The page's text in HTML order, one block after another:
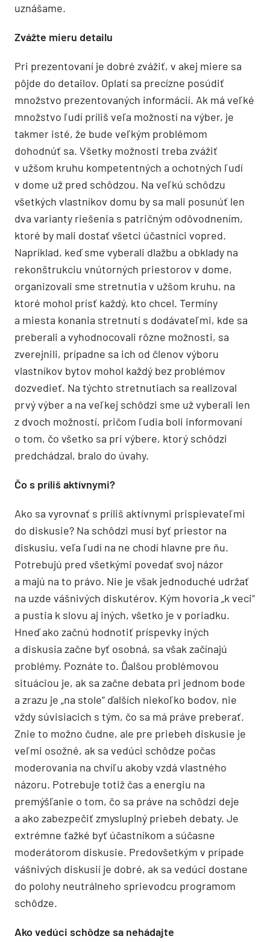
uznášame.
Zvážte mieru detailu
Pri prezentovaní je dobré zvážiť, v akej miere sa
pôjde do detailov. Oplatí sa precízne posúdiť
množstvo prezentovaných informácií. Ak má veľké
množstvo ľudí príliš veľa možností na výber, je
takmer isté, že bude veľkým problémom
dohodnúť sa. Všetky možnosti treba zvážiť
v užšom kruhu kompetentných a ochotných ľudí
v dome už pred schôdzou. Na veľkú schôdzu
všetkých vlastníkov domu by sa mali posunúť len
dva varianty riešenia s patričným odôvodnením,
ktoré by mali dostať všetci účastníci vopred.
Napríklad, keď sme vyberali dlažbu a obklady na
rekonštrukciu vnútorných priestorov v dome,
organizovali sme stretnutia v užšom kruhu, na
ktoré mohol prísť každý, kto chcel. Termíny
a miesta konania stretnutí s dodávateľmi, kde sa
preberali a vyhodnocovali rôzne možnosti, sa
zverejnili, prípadne sa ich od členov výboru
vlastníkov bytov mohol každý bez problémov
dozvedieť. Na týchto stretnutiach sa realizoval
prvý výber a na veľkej schôdzi sme už vyberali len
z dvoch možností, pričom ľudia boli informovaní
o tom, čo všetko sa pri výbere, ktorý schôdzi
predchádzal, bralo do úvahy.
Čo s príliš aktívnymi?
Ako sa vyrovnať s príliš aktívnymi prispievateľmi
do diskusie? Na schôdzi musí byť priestor na
diskusiu, veľa ľudí na ne chodí hlavne pre ňu.
Potrebujú pred všetkými povedať svoj názor
a majú na to právo. Nie je však jednoduché udržať
na uzde vášnivých diskutérov. Kým hovoria „k veci“
a pustia k slovu aj iných, všetko je v poriadku.
Hneď ako začnú hodnotiť príspevky iných
a diskusia začne byť osobná, sa však začínajú
problémy. Poznáte to. Ďalšou problémovou
situáciou je, ak sa začne debata pri jednom bode
a zrazu je „na stole“ ďalších niekoľko bodov, nie
vždy súvisiacich s tým, čo sa má práve preberať.
Znie to možno čudne, ale pre priebeh diskusie je
veľmi osožné, ak sa vedúci schôdze počas
moderovania na chvíľu akoby vzdá vlastného
názoru. Potrebuje totiž čas a energiu na
premýšľanie o tom, čo sa práve na schôdzi deje
a ako zabezpečiť zmysluplný priebeh debaty. Je
extrémne ťažké byť účastníkom a súčasne
moderátorom diskusie. Predovšetkým v prípade
vášnivých diskusií je dobré, ak sa vedúci dostane
do polohy neutrálneho sprievodcu programom
schôdze.
Ako vedúci schôdze sa nehádajte